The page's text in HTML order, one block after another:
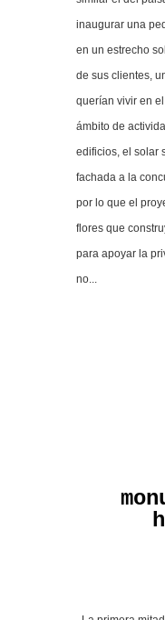
inaugurar una
en un estrecho
de sus clientes,
querían vivir en
ámbito de
edificios, el solar
fachada a la
por lo que el
flores que
para apoyar la
no...